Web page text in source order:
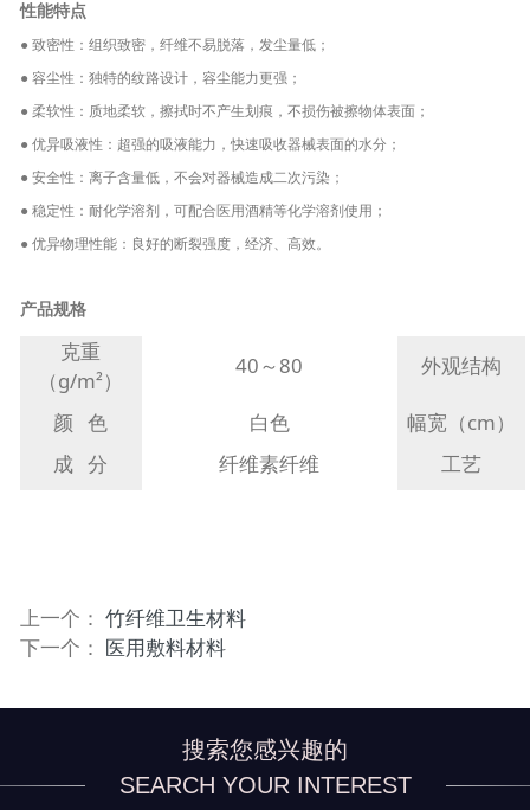
性能特点
● 致密性：组织致密，纤维不易脱落，发尘量低；
● 容尘性：独特的纹路设计，容尘能力更强；
● 柔软性：质地柔软，擦拭时不产生划痕，不损伤被擦物体表面；
● 优异吸液性：超强的吸液能力，快速吸收器械表面的水分；
● 安全性：离子含量低，不会对器械造成二次污染；
● 稳定性：耐化学溶剂，可配合医用酒精等化学溶剂使用；
● 优异物理性能：良好的断裂强度，经济、高效。
产品规格
克重
（g/m²）
40～80 外观结构
颜 色 白色
幅宽（cm）
成 分
纤维素纤维 工艺
上一个： 竹纤维卫生材料
下一个： 医用敷料材料
搜索您感兴趣的
SEARCH YOUR INTEREST